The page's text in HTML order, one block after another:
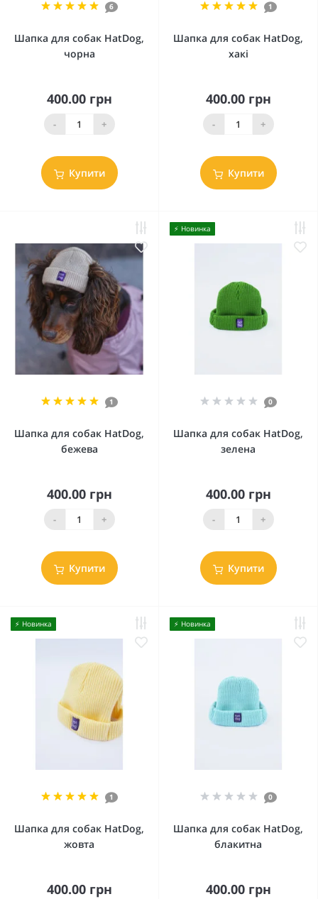
6
Шапка для собак HatDog,
чорна
400.00 грн
- +
Купити
1
Шапка для собак HatDog,
хакі
400.00 грн
- +
Купити
1
Шапка для собак HatDog,
бежева
400.00 грн
- +
Купити
⚡️ Новинка
0
Шапка для собак HatDog,
зелена
400.00 грн
- +
Купити
⚡️ Новинка
1
Шапка для собак HatDog,
жовта
400.00 грн
⚡️ Новинка
0
Шапка для собак HatDog,
блакитна
400.00 грн